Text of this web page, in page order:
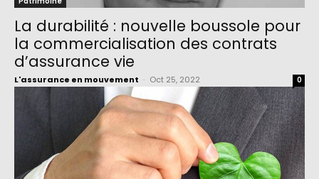
La durabilité : nouvelle boussole pour
la commercialisation des contrats
d’assurance vie
L'assurance en mouvement Oct 25, 2022 0